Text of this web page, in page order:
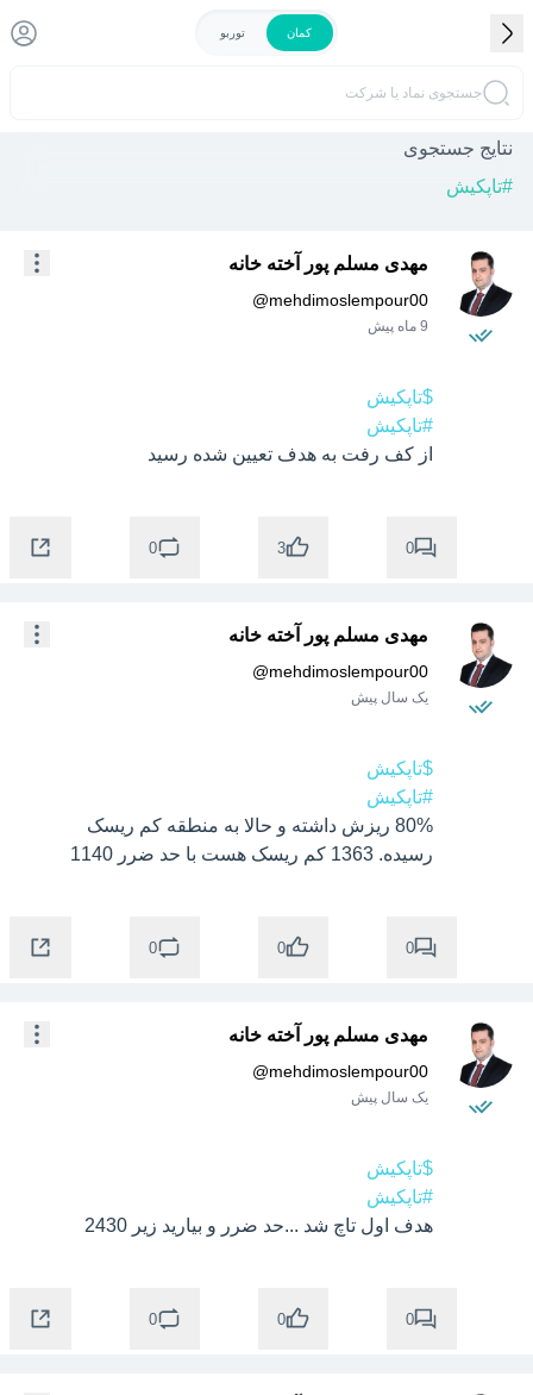
کمان توربو
جستجوی نماد یا شرکت
نتایج جستجوی
#تاپکیش
مهدی مسلم پور آخته خانه
@mehdimoslempour00
9 ماه پیش
$تاپکیش
#تاپکیش
از کف رفت به هدف تعیین شده رسید
0
3
0
مهدی مسلم پور آخته خانه
@mehdimoslempour00
یک سال پیش
$تاپکیش
#تاپکیش
رسیده. 1363 کم ریسک هست با حد ضرر 1140
0
0
0
مهدی مسلم پور آخته خانه
@mehdimoslempour00
یک سال پیش
$تاپکیش
#تاپکیش
هدف اول تاچ شد ...حد ضرر و بیارید زیر 2430
0
0
0